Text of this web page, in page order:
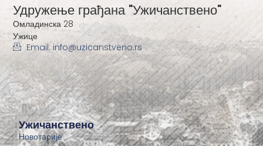
Ужичанствено
Новотарије
Удружење грађана "Ужичанствено"
Омладинска 28
Ужице
Email: info@uzicanstveno.rs